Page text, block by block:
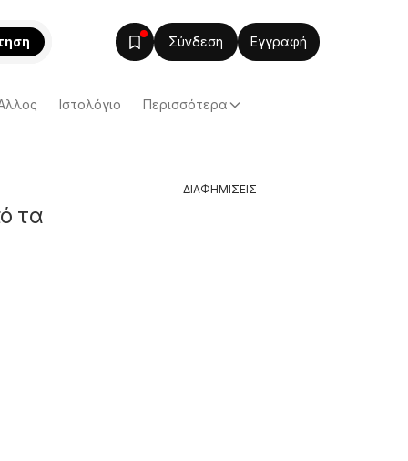
Σύνδεση Εγγραφή
Ιστολόγιο Περισσότερα
τα
ΔΙΑΦΗΜΙΣΕΙΣ